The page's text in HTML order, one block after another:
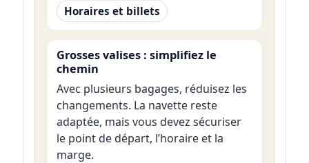
Horaires et billets
Grosses valises : simplifiez le
chemin
Avec plusieurs bagages, réduisez les
changements. La navette reste
adaptée, mais vous devez sécuriser
le point de départ, l’horaire et la
marge.